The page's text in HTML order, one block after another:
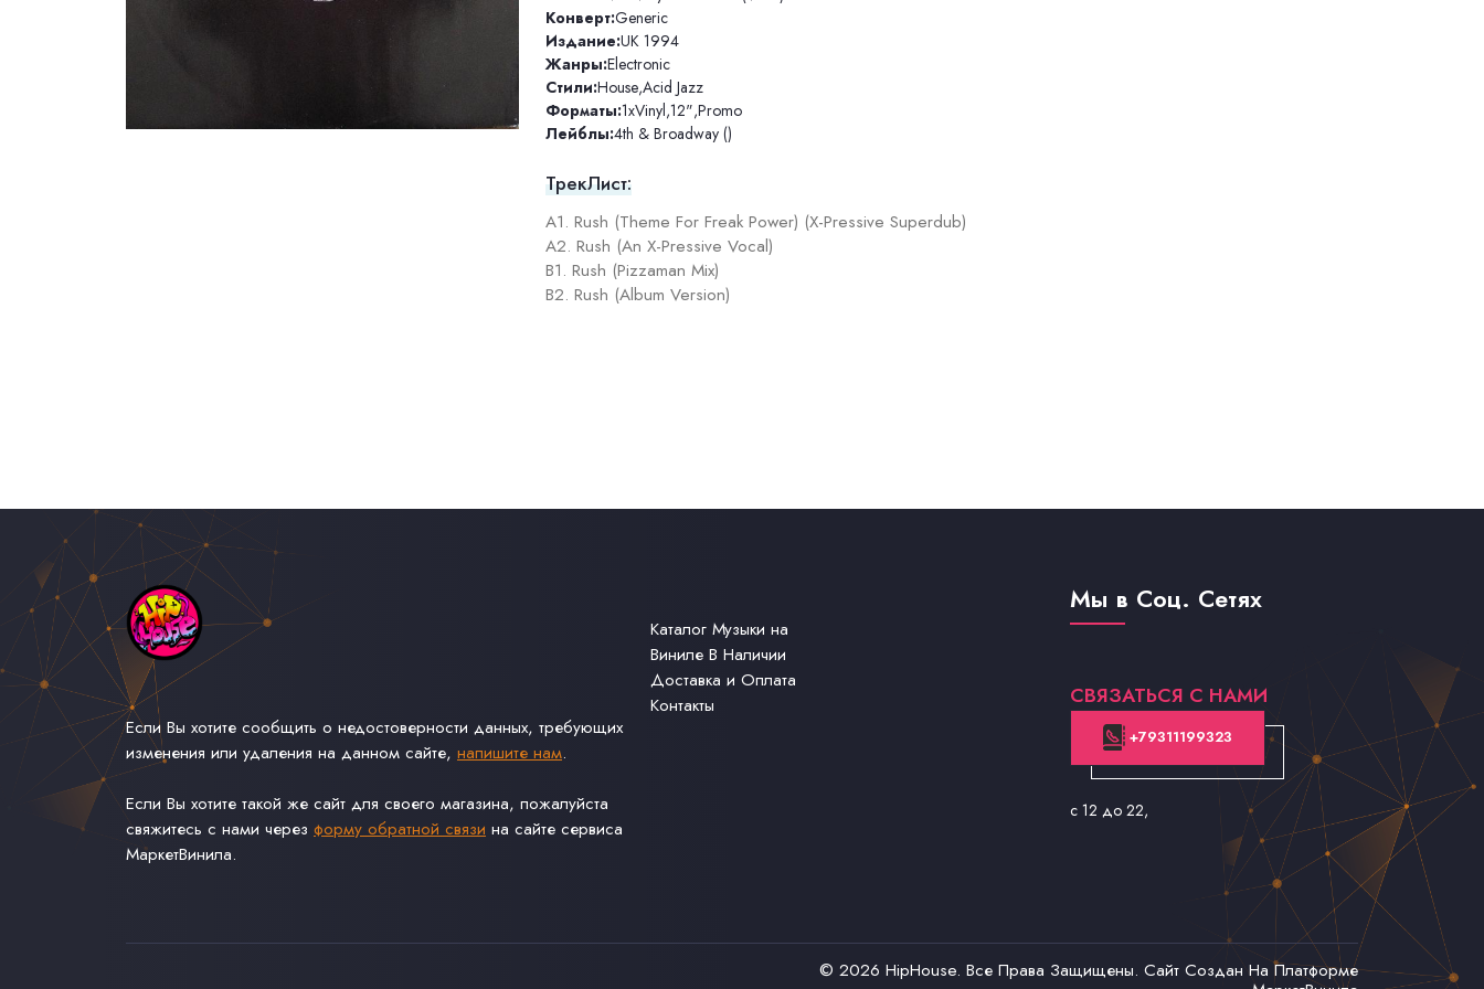
Конверт:Generic
Издание:UK 1994
Жанры:Electronic
Стили:House,Acid Jazz
Форматы:1xVinyl,12",Promo
Лейблы:4th & Broadway ()
ТрекЛист:
A1. Rush (Theme For Freak Power) (X-Pressive Superdub)
A2. Rush (An X-Pressive Vocal)
B1. Rush (Pizzaman Mix)
B2. Rush (Album Version)
Если Вы хотите сообщить о недостоверности данных, требующих
изменения или удаления на данном сайте, напишите нам.
Если Вы хотите такой же сайт для своего магазина, пожалуйста
свяжитесь с нами через форму обратной связи на сайте сервиса
МаркетВинила.
Каталог Музыки на
Виниле В Наличии
Доставка и Оплата
Контакты
Мы в Соц. Сетях
СВЯЗАТЬСЯ С НАМИ
+79311199323
с 12 до 22,
© 2026 HipHouse. Все Права Защищены. Сайт Создан На Платформе